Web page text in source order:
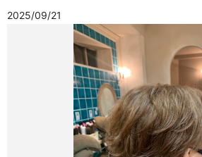
2025/09/21